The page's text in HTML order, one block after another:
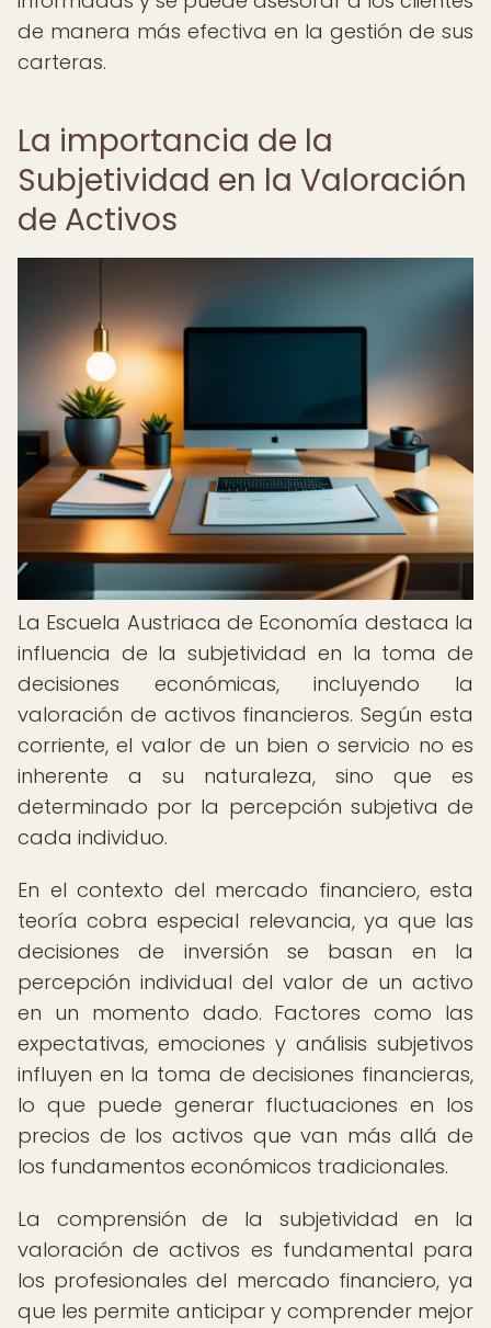
de manera más efectiva en la gestión de sus
carteras.
La importancia de la
Subjetividad en la Valoración
de Activos
La Escuela Austriaca de Economía destaca la
influencia de la subjetividad en la toma de
decisiones económicas, incluyendo la
valoración de activos financieros. Según esta
corriente, el valor de un bien o servicio no es
inherente a su naturaleza, sino que es
determinado por la percepción subjetiva de
cada individuo.
En el contexto del mercado financiero, esta
teoría cobra especial relevancia, ya que las
decisiones de inversión se basan en la
percepción individual del valor de un activo
en un momento dado. Factores como las
expectativas, emociones y análisis subjetivos
influyen en la toma de decisiones financieras,
lo que puede generar fluctuaciones en los
precios de los activos que van más allá de
los fundamentos económicos tradicionales.
La comprensión de la subjetividad en la
valoración de activos es fundamental para
los profesionales del mercado financiero, ya
que les permite anticipar y comprender mejor